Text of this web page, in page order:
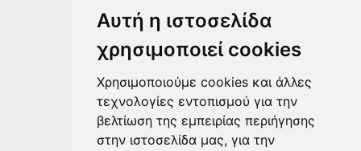
Αυτή η ιστοσελίδα
χρησιμοποιεί cookies
Χρησιμοποιούμε cookies και άλλες
τεχνολογίες εντοπισμού για την
βελτίωση της εμπειρίας περιήγησης
στην ιστοσελίδα μας, για την
Ακολουθήστε μας